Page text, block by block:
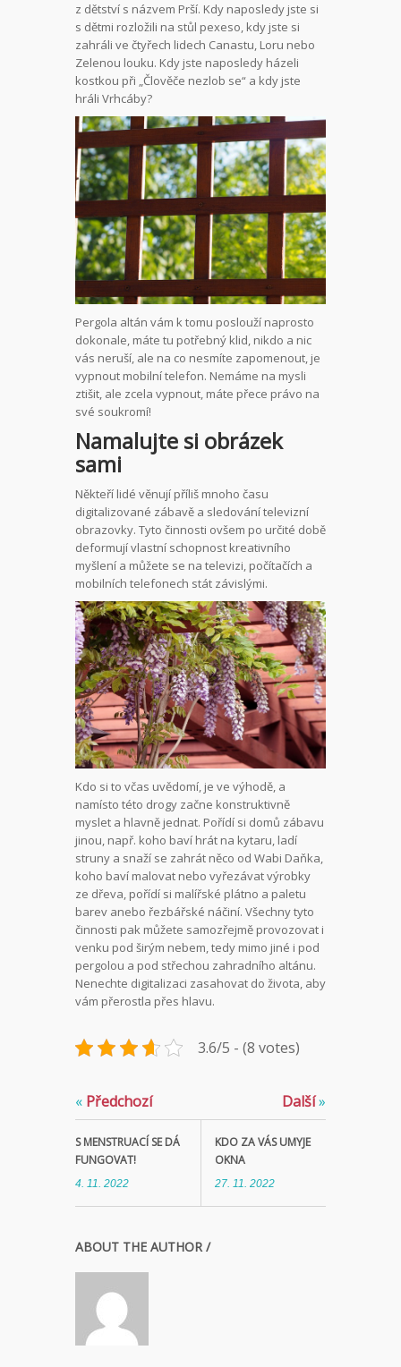
z dětství s názvem Prší. Kdy naposledy jste si
s dětmi rozložili na stůl pexeso, kdy jste si
zahráli ve čtyřech lidech Canastu, Loru nebo
Zelenou louku. Kdy jste naposledy házeli
kostkou při „Člověče nezlob se“ a kdy jste
hráli Vrhcáby?
Pergola altán vám k tomu poslouží naprosto
dokonale, máte tu potřebný klid, nikdo a nic
vás neruší, ale na co nesmíte zapomenout, je
vypnout mobilní telefon. Nemáme na mysli
ztišit, ale zcela vypnout, máte přece právo na
své soukromí!
Namalujte si obrázek
sami
Někteří lidé věnují příliš mnoho času
digitalizované zábavě a sledování televizní
obrazovky. Tyto činnosti ovšem po určité době
deformují vlastní schopnost kreativního
myšlení a můžete se na televizi, počítačích a
mobilních telefonech stát závislými.
Kdo si to včas uvědomí, je ve výhodě, a
namísto této drogy začne konstruktivně
myslet a hlavně jednat. Pořídí si domů zábavu
jinou, např. koho baví hrát na kytaru, ladí
struny a snaží se zahrát něco od Wabi Daňka,
koho baví malovat nebo vyřezávat výrobky
ze dřeva, pořídí si malířské plátno a paletu
barev anebo řezbářské náčiní. Všechny tyto
činnosti pak můžete samozřejmě provozovat i
venku pod širým nebem, tedy mimo jiné i pod
pergolou a pod střechou zahradního altánu.
Nenechte digitalizaci zasahovat do života, aby
vám přerostla přes hlavu.
3.6/5 - (8 votes)
« Předchozí
S MENSTRUACÍ SE DÁ
FUNGOVAT!
4. 11. 2022
Další»
KDO ZA VÁS UMYJE
OKNA
27. 11. 2022
ABOUT THE AUTHOR /